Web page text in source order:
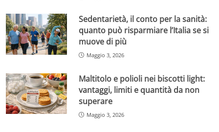
Sedentarietà, il conto per la sanità:
quanto può risparmiare l’Italia se si
muove di più
Maggio 3, 2026
Maltitolo e polioli nei biscotti light:
vantaggi, limiti e quantità da non
superare
Maggio 3, 2026